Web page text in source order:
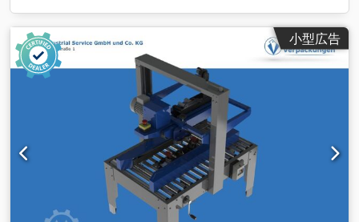
小型広告